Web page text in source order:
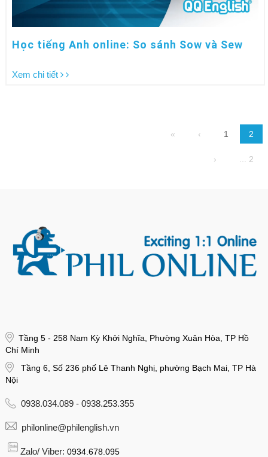
Học tiếng Anh online: So sánh Sow và Sew
Xem chi tiết
« ‹ 1 2
› ... 2
Tầng 5 - 258 Nam Kỳ Khởi Nghĩa, Phường Xuân Hòa, TP Hồ
Chí Minh
Tầng 6, Số 236 phố Lê Thanh Nghị, phường Bạch Mai, TP Hà
Nội
0938.034.089 - 0938.253.355
philonline@philenglish.vn
Zalo/ Viber: 0934.678.095